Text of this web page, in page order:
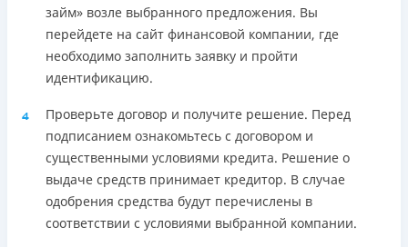
займ» возле выбранного предложения. Вы
перейдете на сайт финансовой компании, где
необходимо заполнить заявку и пройти
идентификацию.
4
Проверьте договор и получите решение. Перед
подписанием ознакомьтесь с договором и
существенными условиями кредита. Решение о
выдаче средств принимает кредитор. В случае
одобрения средства будут перечислены в
соответствии с условиями выбранной компании.